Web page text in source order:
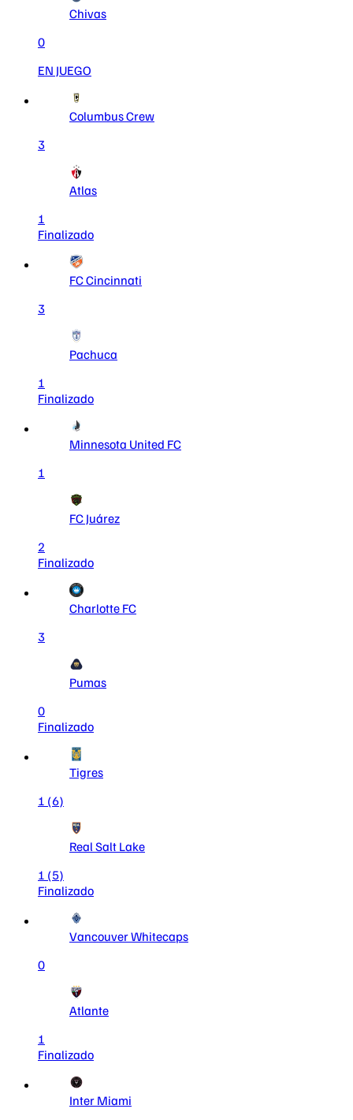
Chivas
0
EN JUEGO
Columbus Crew
3
Atlas
1
Finalizado
FC Cincinnati
3
Pachuca
1
Finalizado
Minnesota United FC
1
FC Juárez
2
Finalizado
Charlotte FC
3
Pumas
0
Finalizado
Tigres
1 (6)
Real Salt Lake
1 (5)
Finalizado
Vancouver Whitecaps
0
Atlante
1
Finalizado
Inter Miami